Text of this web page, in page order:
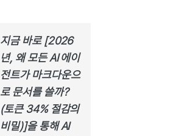
지금 바로 [2026
년, 왜 모든 AI 에이
전트가 마크다운으
로 문서를 쓸까?
(토큰 34% 절감의
비밀)]을 통해 AI